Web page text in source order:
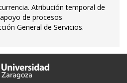
Atribución temporal de
de procesos
General de Servicios.